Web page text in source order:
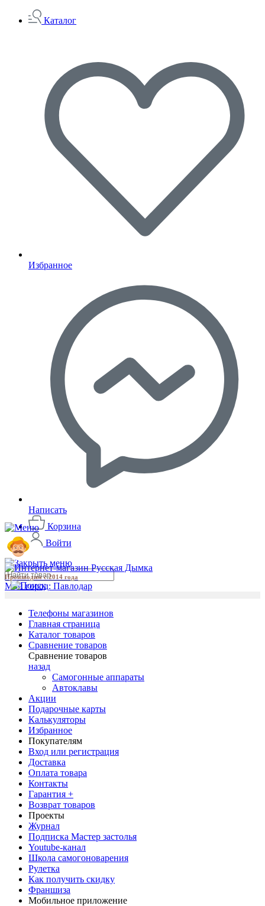
Каталог
Избранное
Написать
Корзина
Войти
Производим с 2014 года
Мой город: Павлодар
Телефоны магазинов
Главная страница
Каталог товаров
Сравнение товаров
Сравнение товаров
назад
Самогонные аппараты
Автоклавы
Акции
Подарочные карты
Калькуляторы
Избранное
Покупателям
Вход или регистрация
Доставка
Оплата товара
Контакты
Гарантия +
Возврат товаров
Проекты
Журнал
Подписка Мастер застолья
Youtube-канал
Школа самогоноварения
Рулетка
Как получить скидку
Франшиза
Мобильное приложение